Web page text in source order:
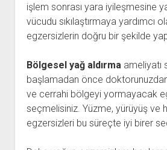
işlem sonrası yara iyileşmesine
vücudu sıkılaştırmaya yardımcı
egzersizlerin doğru bir şekilde
Bölgesel yağ aldırma ameliyatı
başlamadan önce doktorunuzdan
ve cerrahi bölgeyi yormayacak
seçmelisiniz. Yüzme, yürüyüş ve
egzersizleri bu süreçte iyi birer